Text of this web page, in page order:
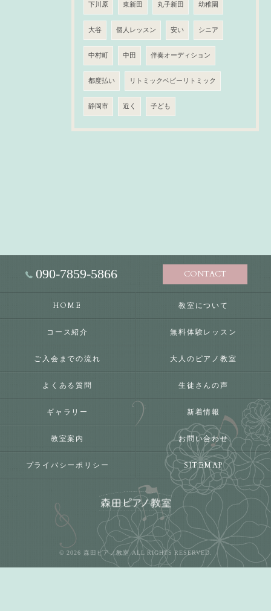
下川原 東新田 丸子新田 幼稚園
大谷 個人レッスン 安い シニア
中村町 中田 伴奏オーディション
都度払い リトミックベビーリトミック
静岡市 近く 子ども
090-7859-5866 CONTACT
HOME 教室について
コース紹介 無料体験レッスン
ご入会までの流れ 大人のピアノ教室
よくある質問 生徒さんの声
ギャラリー 新着情報
教室案内 お問い合わせ
プライバシーポリシー SITEMAP
© 2026 森田ピアノ教室 ALL RIGHTS RESERVED.